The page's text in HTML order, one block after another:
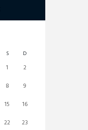
S D
1
2
8
9
15
16
22
23